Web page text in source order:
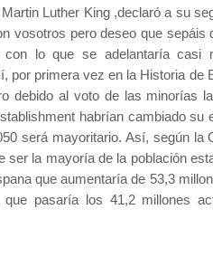
Luther King ,declaró a su
vosotros pero deseo que
con lo que se adelantaría
por primera vez en la Historia de
debido al voto de las minorías
habrían cambiado
será mayoritario. Así, según
ser la mayoría de la población
que aumentaría de 53,3
que pasaría los 41,2 millones